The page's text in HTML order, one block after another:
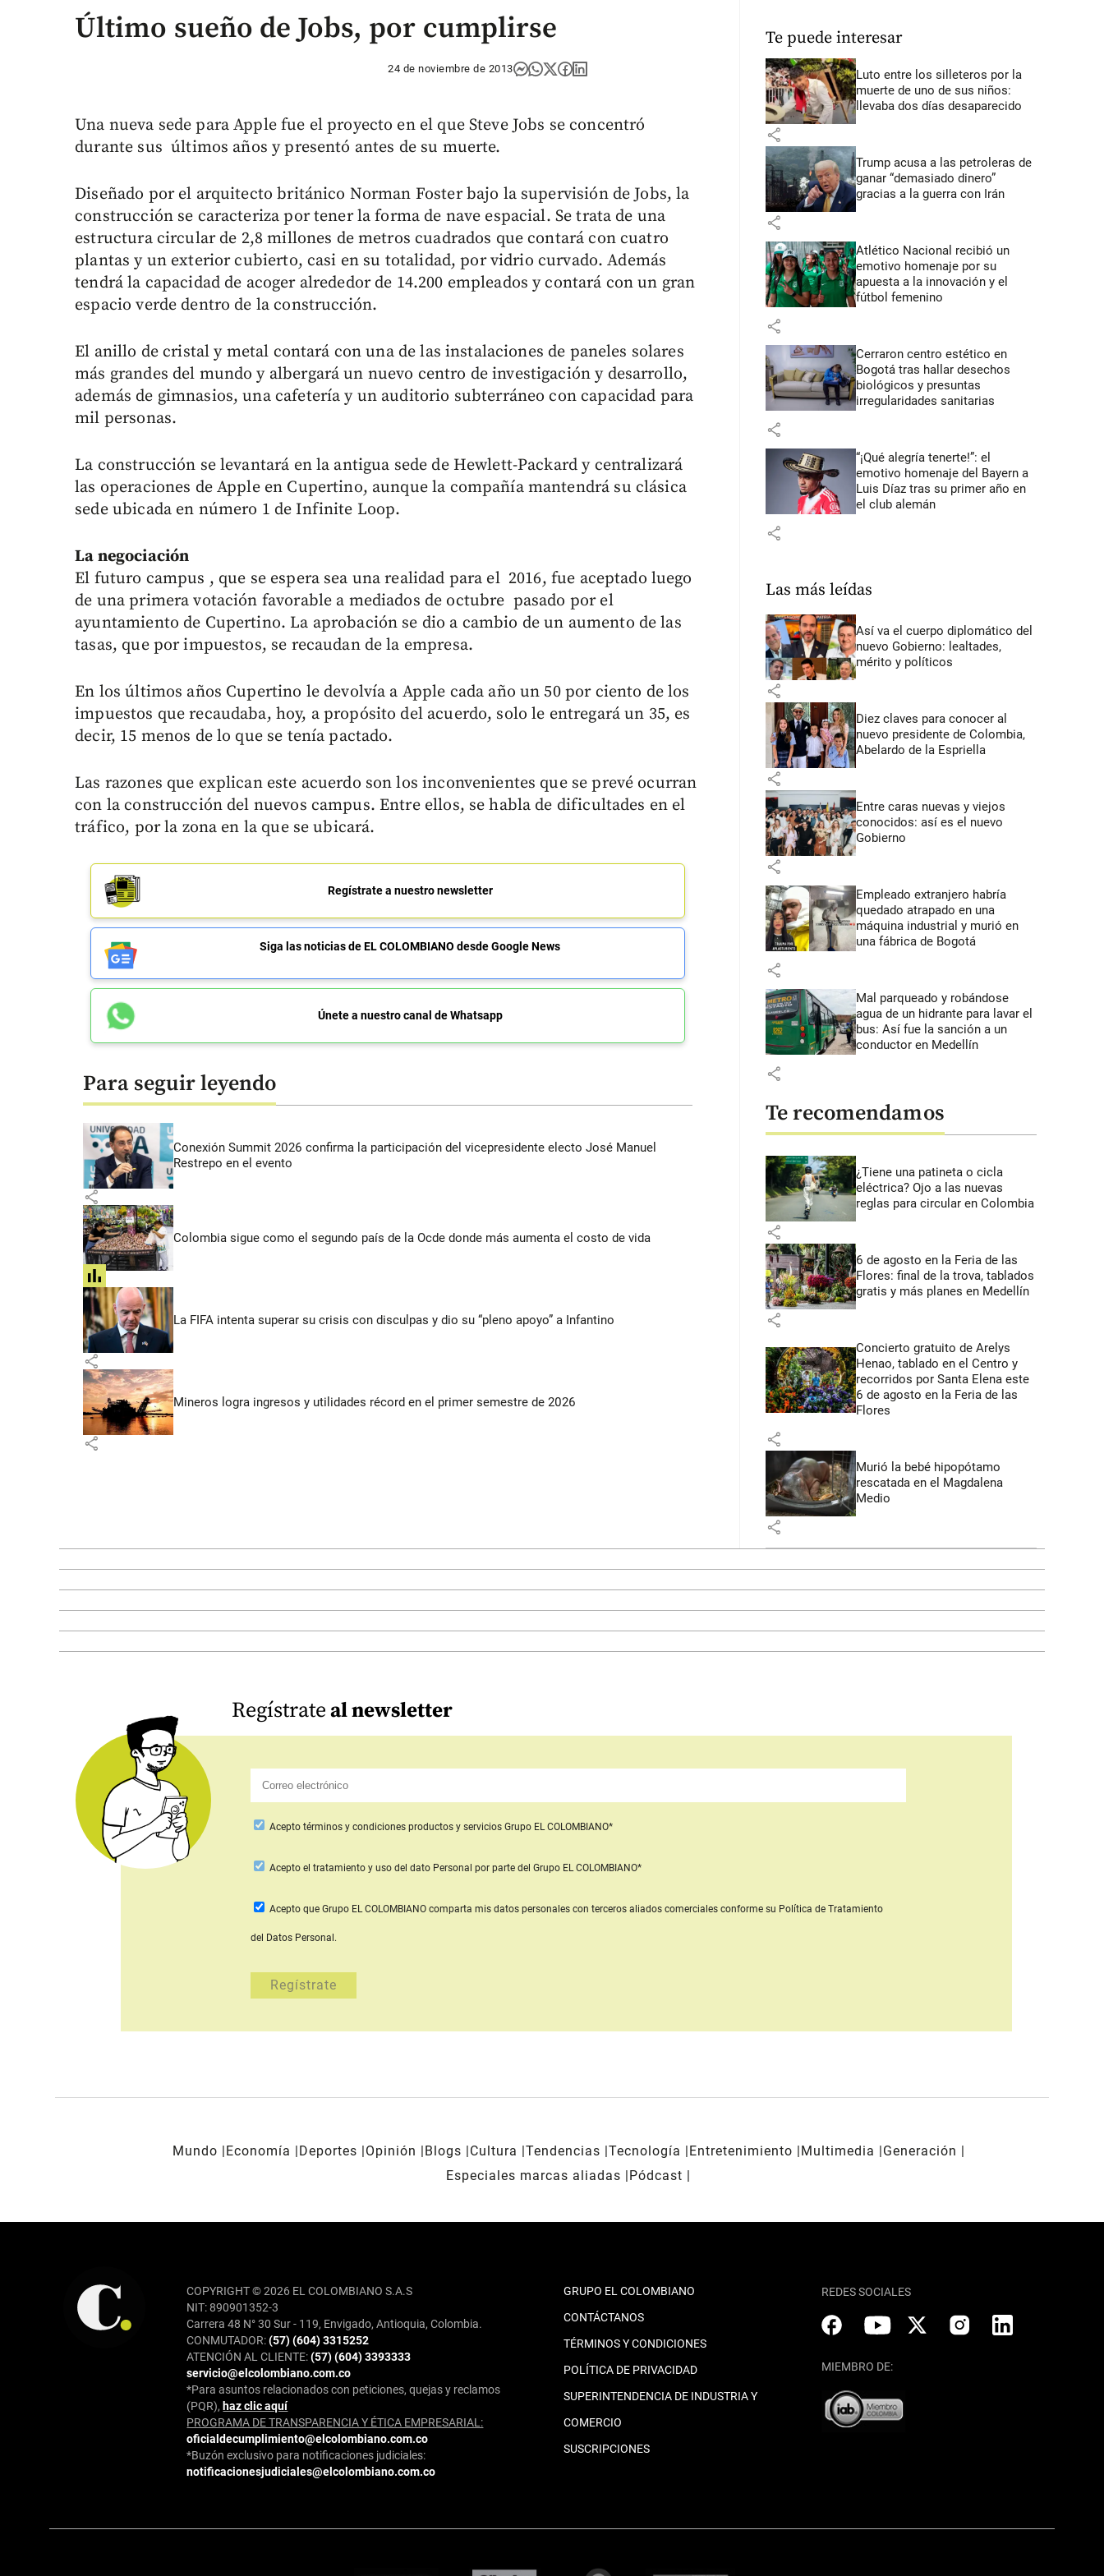
Último sueño de Jobs, por cumplirse
24 de noviembre de 2013
Una nueva sede para Apple fue el proyecto en el que Steve Jobs se concentró
durante sus últimos años y presentó antes de su muerte.
Diseñado por el arquitecto británico Norman Foster bajo la supervisión de Jobs, la
construcción se caracteriza por tener la forma de nave espacial. Se trata de una
estructura circular de 2,8 millones de metros cuadrados que contará con cuatro
plantas y un exterior cubierto, casi en su totalidad, por vidrio curvado. Además
tendrá la capacidad de acoger alrededor de 14.200 empleados y contará con un gran
espacio verde dentro de la construcción.
El anillo de cristal y metal contará con una de las instalaciones de paneles solares
más grandes del mundo y albergará un nuevo centro de investigación y desarrollo,
además de gimnasios, una cafetería y un auditorio subterráneo con capacidad para
mil personas.
La construcción se levantará en la antigua sede de Hewlett-Packard y centralizará
las operaciones de Apple en Cupertino, aunque la compañía mantendrá su clásica
sede ubicada en número 1 de Infinite Loop.
La negociación
El futuro campus , que se espera sea una realidad para el 2016, fue aceptado luego
de una primera votación favorable a mediados de octubre pasado por el
ayuntamiento de Cupertino. La aprobación se dio a cambio de un aumento de las
tasas, que por impuestos, se recaudan de la empresa.
En los últimos años Cupertino le devolvía a Apple cada año un 50 por ciento de los
impuestos que recaudaba, hoy, a propósito del acuerdo, solo le entregará un 35, es
decir, 15 menos de lo que se tenía pactado.
Las razones que explican este acuerdo son los inconvenientes que se prevé ocurran
con la construcción del nuevos campus. Entre ellos, se habla de dificultades en el
tráfico, por la zona en la que se ubicará.
Regístrate a nuestro newsletter
Siga las noticias de EL COLOMBIANO desde Google News
Únete a nuestro canal de Whatsapp
Para seguir leyendo
Conexión Summit 2026 confirma la participación del vicepresidente electo José Manuel
Restrepo en el evento
share
Colombia sigue como el segundo país de la Ocde donde más aumenta el costo de vida
share
La FIFA intenta superar su crisis con disculpas y dio su “pleno apoyo” a Infantino
share
Mineros logra ingresos y utilidades récord en el primer semestre de 2026
share
Te puede interesar
Luto entre los silleteros por la
muerte de uno de sus niños:
llevaba dos días desaparecido
share
Trump acusa a las petroleras de
ganar “demasiado dinero”
gracias a la guerra con Irán
share
Atlético Nacional recibió un
emotivo homenaje por su
apuesta a la innovación y el
fútbol femenino
share
Cerraron centro estético en
Bogotá tras hallar desechos
biológicos y presuntas
irregularidades sanitarias
share
“¡Qué alegría tenerte!”: el
emotivo homenaje del Bayern a
Luis Díaz tras su primer año en
el club alemán
share
Las más leídas
Así va el cuerpo diplomático del
nuevo Gobierno: lealtades,
mérito y políticos
share
Diez claves para conocer al
nuevo presidente de Colombia,
Abelardo de la Espriella
share
Entre caras nuevas y viejos
conocidos: así es el nuevo
Gobierno
share
Empleado extranjero habría
quedado atrapado en una
máquina industrial y murió en
una fábrica de Bogotá
share
Mal parqueado y robándose
agua de un hidrante para lavar el
bus: Así fue la sanción a un
conductor en Medellín
share
Te recomendamos
¿Tiene una patineta o cicla
eléctrica? Ojo a las nuevas
reglas para circular en Colombia
share
6 de agosto en la Feria de las
Flores: final de la trova, tablados
gratis y más planes en Medellín
share
Concierto gratuito de Arelys
Henao, tablado en el Centro y
recorridos por Santa Elena este
6 de agosto en la Feria de las
Flores
share
Murió la bebé hipopótamo
rescatada en el Magdalena
Medio
share
Regístrateal newsletter
Acepto términos y condiciones productos y servicios Grupo EL COLOMBIANO*
Aceptoel tratamiento y uso del dato Personal por parte del Grupo EL COLOMBIANO*
Acepto que Grupo EL COLOMBIANO comparta mis datos personales con terceros aliados comercialesconforme su Política de Tratamiento
del Datos Personal.
Mundo Economía Deportes Opinión Blogs Cultura Tendencias Tecnología Entretenimiento Multimedia
Generación
Especiales marcas aliadas
Pódcast
COPYRIGHT © 2026 EL COLOMBIANO S.A.S
NIT: 890901352-3
Carrera 48 N° 30 Sur - 119, Envigado, Antioquia, Colombia.
CONMUTADOR:(57) (604) 3315252
ATENCIÓN AL CLIENTE:(57) (604) 3393333
servicio@elcolombiano.com.co
*Para asuntos relacionados con peticiones, quejas y reclamos
(PQR), haz clic aquí
PROGRAMA DE TRANSPARENCIA Y ÉTICA EMPRESARIAL:
oficialdecumplimiento@elcolombiano.com.co
*Buzón exclusivo para notificaciones judiciales:
notificacionesjudiciales@elcolombiano.com.co
GRUPO EL COLOMBIANO
CONTÁCTANOS
TÉRMINOS Y CONDICIONES
POLÍTICA DE PRIVACIDAD
SUPERINTENDENCIA DE INDUSTRIA Y
COMERCIO
SUSCRIPCIONES
REDES SOCIALES
MIEMBRO DE: